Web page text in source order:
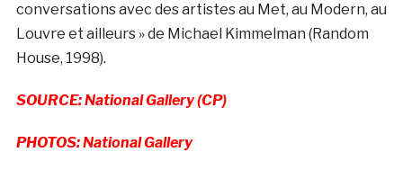
conversations avec des artistes au Met, au Modern, au
Louvre et ailleurs » de Michael Kimmelman (Random
House, 1998).
SOURCE: National Gallery (CP)
PHOTOS: National Gallery